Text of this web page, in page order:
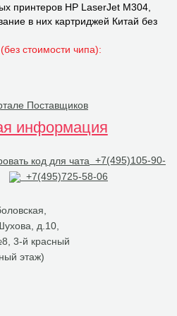
принтеров НР LaserJet M304,
в них картриджей Китай без
стоимости чипа):
информация
+7(495)105-90-
+7(495)725-58-06
д.10,
3-й красный
этаж)